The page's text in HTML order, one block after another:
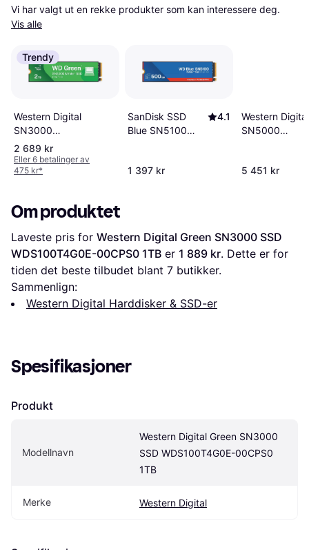
Vis alle
Trendy
Western Digital
SN3000
WDS200T4G0E-
00CPS0 2TB
2 689 kr
Eller 6 betalinger av
475 kr*
SanDisk SSD
Blue SN5100
4.1
1 397 kr
Western Digital
SN5000
5 451 kr
Om produktet
Laveste pris for Western Digital Green SN3000 SSD
WDS100T4G0E-00CPS0 1TB er 1 889 kr. Dette er for
tiden det beste tilbudet blant 7 butikker.
Sammenlign:
Western Digital Harddisker & SSD-er
Spesifikasjoner
Produkt
Modellnavn
Western Digital Green SN3000
SSD WDS100T4G0E-00CPS0
1TB
Merke Western Digital